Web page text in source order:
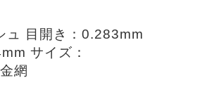
ュ 目開き：0.283mm
サイズ：
網